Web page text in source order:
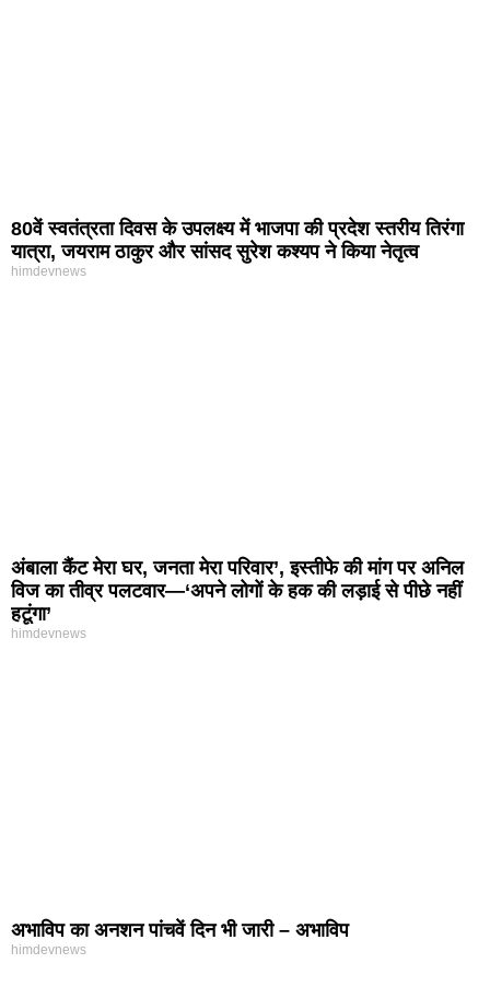
80वें स्वतंत्रता दिवस के उपलक्ष्य में भाजपा की प्रदेश स्तरीय तिरंगा
यात्रा, जयराम ठाकुर और सांसद सुरेश कश्यप ने किया नेतृत्व
himdevnews
अंबाला कैंट मेरा घर, जनता मेरा परिवार’, इस्तीफे की मांग पर अनिल
विज का तीव्र पलटवार—‘अपने लोगों के हक की लड़ाई से पीछे नहीं
हटूंगा’
himdevnews
अभाविप का अनशन पांचवें दिन भी जारी – अभाविप
himdevnews